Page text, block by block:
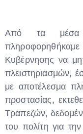
Από τα μέσα
Κυβέρνησης να
πλειστηριασμών,
με αποτέλεσμα
προστασίας,
Τραπεζών,
του πολίτη για
Type and hit enter